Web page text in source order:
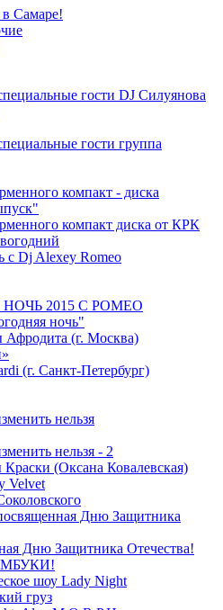
Самаре!
гости DJ Силуянова
гости группа
компакт - диска
компакт диска от КРК
с Dj Alexey Romeo
2015 C РОМЕО
ночь"
Афродита (г. Москва)
(г. Санкт-Петербург)
нельзя
нельзя - 2
(Оксана Ковалевская)
Velvet
Дню Защитника
Дню Защитника Отечества!
шоу Lady Night
груз